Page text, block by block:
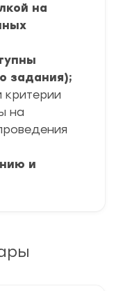
на
задания);
на
и